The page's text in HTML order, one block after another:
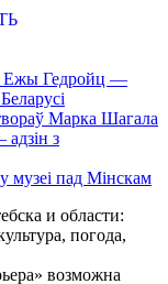
Ежы Гедройц —
Марка Шагала
з
музеі пад Мінскам
и области:
погода,
возможна